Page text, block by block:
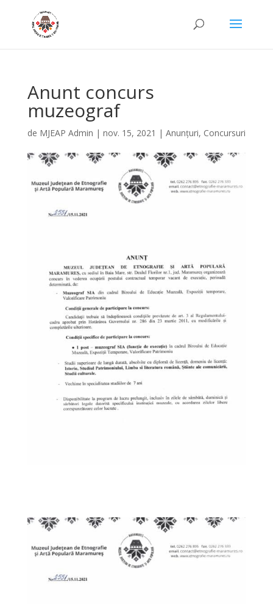
Anunt concurs
muzeograf
de MJEAP Admin | nov. 15, 2021 | Anunțuri, Concursuri